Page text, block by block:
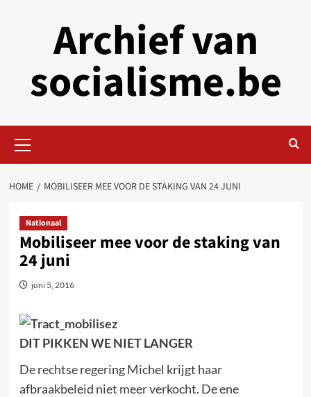
Archief van
socialisme.be
Menu
HOME MOBILISEER MEE VOOR DE STAKING VAN 24 JUNI
Nationaal
Mobiliseer mee voor de staking van
24 juni
juni 5, 2016
DIT PIKKEN WE NIET LANGER
De rechtse regering Michel krijgt haar
afbraakbeleid niet meer verkocht. De ene